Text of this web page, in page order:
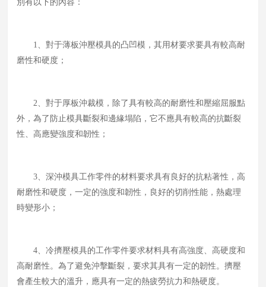
別有以下的內容：
1、對于薄板沖壓模具的凸凹模，其用材要求要具有較高耐
磨性和硬度；
2、對于厚板沖裁模，除了具有較高的耐磨性和壓縮屈服點
外，為了防止模具斷裂和邊緣塌陷，它不應具有較高的抗斷裂
性、高應變強度和韌性；
3、深沖模具工作零件的材料要求具有良好的抗粘著性，高
耐磨性和硬度，一定的強度和韌性，良好的切削性能，熱處理
時變形小；
4、冷擠壓模具的工作零件要求材料具有高強度、高硬度和
高耐磨性。為了避免沖擊斷裂，要求其具有一定的韌性。擠壓
會產生較大的溫升，應具有一定的熱疲勞抗力和熱硬度。